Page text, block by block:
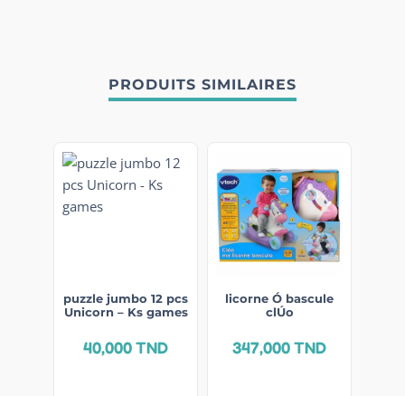
PRODUITS SIMILAIRES
puzzle jumbo 12 pcs
Unicorn – Ks games
40,000TND
licorne Ó bascule
clÚo
347,000TND